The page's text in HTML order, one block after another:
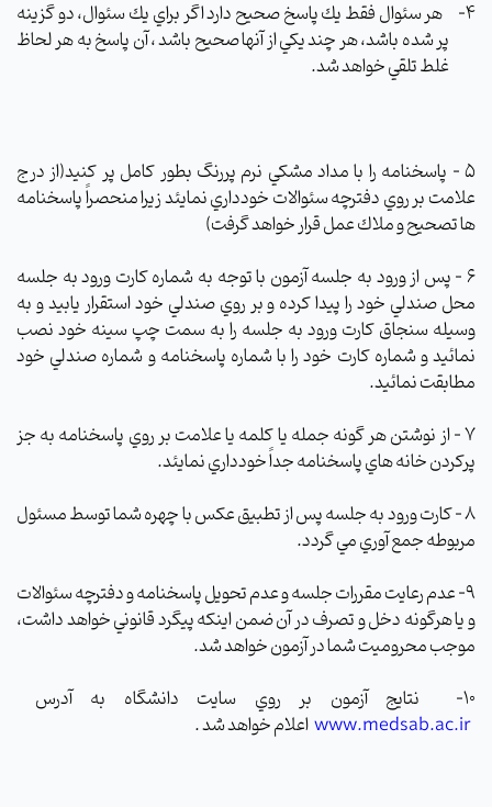
4-
هر سئوال فقط يك پاسخ صحيح دارد اگر براي يك سئوال، دو گزينه
پر شده باشد، هر چند یكي از آنها صحيح باشد ، آن پاسخ به هر لحاظ
غلط تلقي خواهد شد.
5 – پاسخنامه را با مداد مشكي نرم پررنگ بطور كامل پر كنيد(از درج
علامت بر روي دفترچه سئوالات خودداري نمايئد زيرا منحصراً پاسخنامه
ها تصحيح و ملاك عمل قرار خواهد گرفت)
6 – پس از ورود به جلسه آزمون با توجه به شماره كارت ورود به جلسه
محل صندلي خود را پيدا كرده و بر روي صندلي خود استقرار يابيد و به
وسيله سنجاق كارت ورود به جلسه را به سمت چپ سينه خود نصب
نمائيد و شماره كارت خود را با شماره پاسخنامه و شماره صندلي خود
مطابقت نمائيد.
7 – از نوشتن هر گونه جمله يا كلمه يا علامت بر روي پاسخنامه به جز
پركردن خانه هاي پاسخنامه جداً خودداري نمايئد.
8 – كارت ورود به جلسه پس از تطبيق عكس با چهره شما توسط مسئول
مربوطه جمع آوري مي گردد.
9- عدم رعايت مقررات جلسه و عدم تحويل پاسخنامه و دفترچه سئوالات
و يا هرگونه دخل و تصرف در آن ضمن اينكه پيگرد قانوني خواهد داشت،
موجب محروميت شما در آزمون خواهد شد.
10-
نتايج آزمون بر روي سايت دانشگاه به آدرس
www.medsab.ac.ir اعلام خواهد شد .